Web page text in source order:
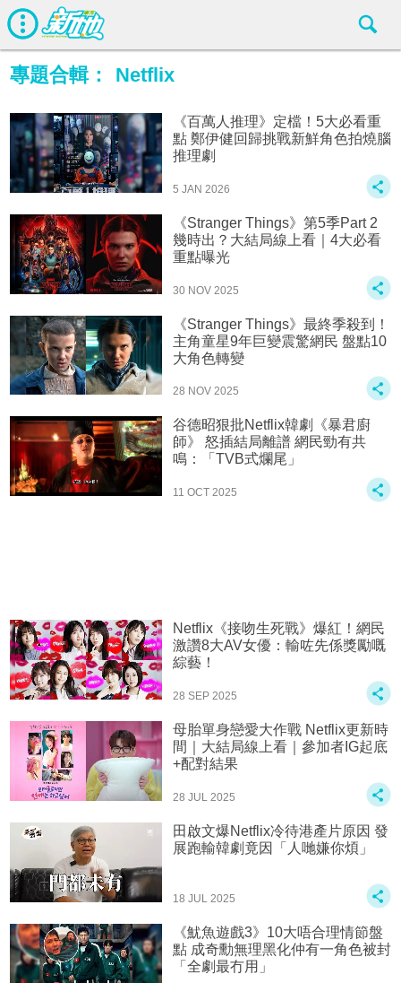
專題合輯： Netflix
《百萬人推理》定檔！5大必看重
點 鄭伊健回歸挑戰新鮮角色拍燒腦
推理劇
5 JAN 2026
《Stranger Things》第5季Part 2
幾時出？大結局線上看｜4大必看
重點曝光
30 NOV 2025
《Stranger Things》最終季殺到！
主角童星9年巨變震驚網民 盤點10
大角色轉變
28 NOV 2025
谷德昭狠批Netflix韓劇《暴君廚
師》 怒插結局離譜 網民勁有共
鳴：「TVB式爛尾」
11 OCT 2025
Netflix《接吻生死戰》爆紅！網民
激讚8大AV女優：輸咗先係獎勵嘅
綜藝！
28 SEP 2025
母胎單身戀愛大作戰 Netflix更新時
間｜大結局線上看｜參加者IG起底
+配對結果
28 JUL 2025
田啟文爆Netflix冷待港產片原因 發
展跑輸韓劇竟因「人哋嫌你煩」
18 JUL 2025
《魷魚遊戲3》10大唔合理情節盤
點 成奇勳無理黑化仲有一角色被封
「全劇最冇用」